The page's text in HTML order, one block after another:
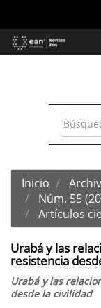
Contenido
principal
Inicio
Núm. 55
Artículos
Urabá y las
resistencia
Urabá y las
desde la civilidad